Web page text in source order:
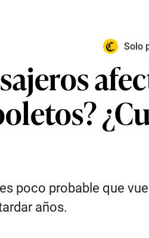
Solo
poco probable que
años.